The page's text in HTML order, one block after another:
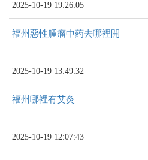
2025-10-19 19:26:05
福州惡性腫瘤中葯去哪裡開
2025-10-19 13:49:32
福州哪裡有艾灸
2025-10-19 12:07:43